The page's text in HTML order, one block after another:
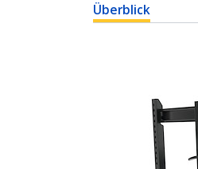
Überblick